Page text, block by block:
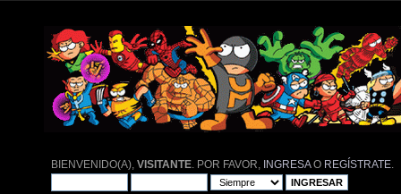
BIENVENIDO(A),VISITANTE . POR FAVOR, INGRESAO REGÍSTRATE